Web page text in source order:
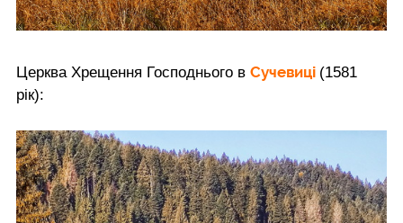
Церква Хрещення Господнього в Сучевиці (1581
рік):